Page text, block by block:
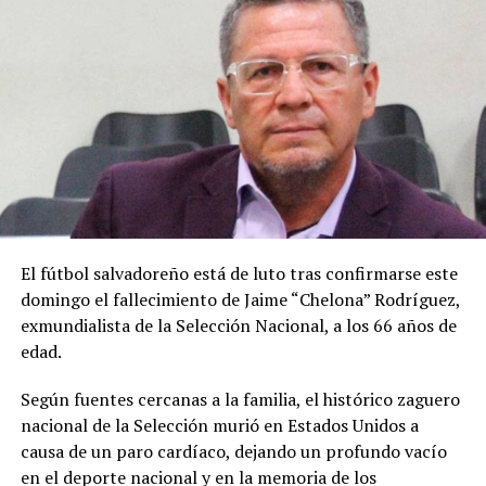
Robaron un cinturón de
Ray Leonard a Mandela en
Sudáfrica
13 julio, 2022
En «Internacionales -
deportes»
Un “Diamante” salvadoreño
5 julio, 2021
En «Nacionales -deportes»
El fútbol salvadoreño está de luto tras confirmarse este
domingo el fallecimiento de Jaime “Chelona” Rodríguez,
exmundialista de la Selección Nacional, a los 66 años de
edad.
Según fuentes cercanas a la familia, el histórico zaguero
nacional de la Selección murió en Estados Unidos a
causa de un paro cardíaco, dejando un profundo vacío
en el deporte nacional y en la memoria de los